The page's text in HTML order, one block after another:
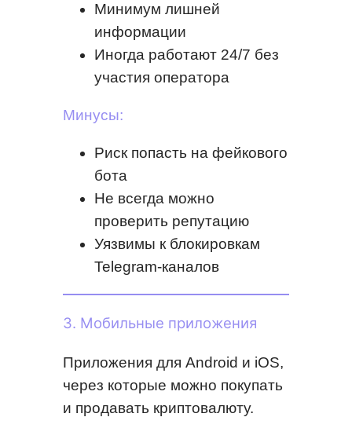
Минимум лишней
информации
Иногда работают 24/7 без
участия оператора
Минусы:
Риск попасть на фейкового
бота
Не всегда можно
проверить репутацию
Уязвимы к блокировкам
Telegram-каналов
3. Мобильные приложения
Приложения для Android и iOS,
через которые можно покупать
и продавать криптовалюту.